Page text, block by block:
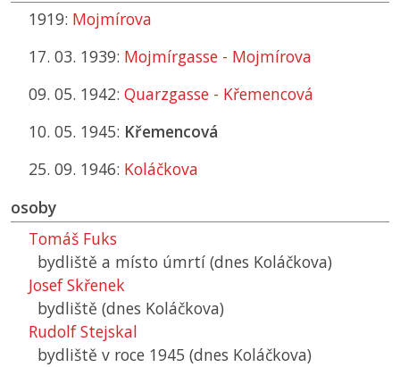
1919: Mojmírova
17. 03. 1939: Mojmírgasse - Mojmírova
09. 05. 1942: Quarzgasse - Křemencová
10. 05. 1945: Křemencová
25. 09. 1946: Koláčkova
osoby
Tomáš Fuks
bydliště a místo úmrtí (dnes Koláčkova)
Josef Skřenek
bydliště (dnes Koláčkova)
Rudolf Stejskal
bydliště v roce 1945 (dnes Koláčkova)